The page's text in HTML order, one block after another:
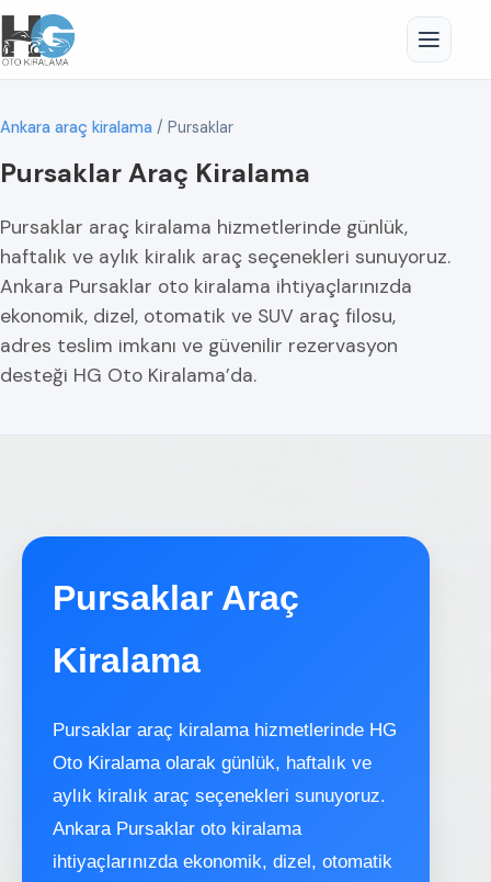
Ankara araç kiralama / Pursaklar
Pursaklar Araç Kiralama
Pursaklar araç kiralama hizmetlerinde günlük,
haftalık ve aylık kiralık araç seçenekleri sunuyoruz.
Ankara Pursaklar oto kiralama ihtiyaçlarınızda
ekonomik, dizel, otomatik ve SUV araç filosu,
adres teslim imkanı ve güvenilir rezervasyon
desteği HG Oto Kiralama’da.
Pursaklar Araç
Kiralama
Pursaklar araç kiralama hizmetlerinde HG
Oto Kiralama olarak günlük, haftalık ve
aylık kiralık araç seçenekleri sunuyoruz.
Ankara Pursaklar oto kiralama
ihtiyaçlarınızda ekonomik, dizel, otomatik